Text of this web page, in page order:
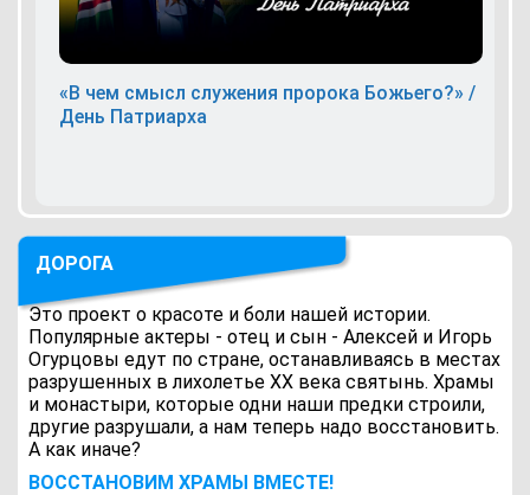
«В чем смысл служения пророка Божьего?» /
День Патриарха
ДОРОГА
Это проект о красоте и боли нашей истории.
Популярные актеры - отец и сын - Алексей и Игорь
Огурцовы едут по стране, останавливаясь в местах
разрушенных в лихолетье ХХ века святынь. Храмы
и монастыри, которые одни наши предки строили,
другие разрушали, а нам теперь надо восстановить.
А как иначе?
ВОCСТАНОВИМ ХРАМЫ ВМЕСТЕ!